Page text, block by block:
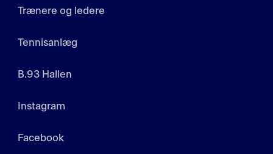
Trænere og ledere
Tennisanlæg
B.93 Hallen
Instagram
Facebook